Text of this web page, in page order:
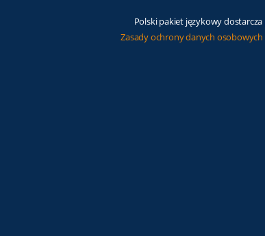
Polski pakiet językowy dostarcza
Zasady ochrony danych osobowych